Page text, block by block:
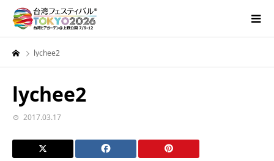
lychee2
lychee2
2017.03.17